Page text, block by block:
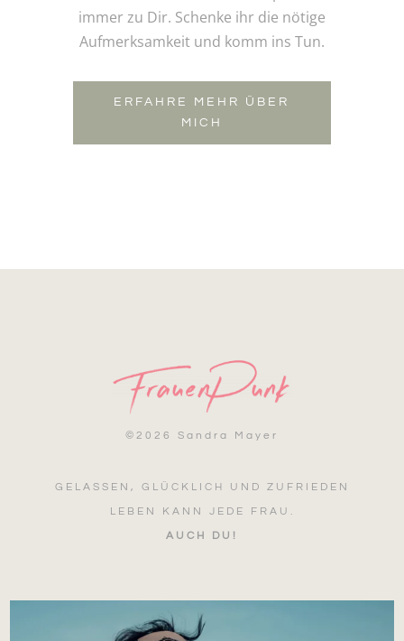
immer zu Dir. Schenke ihr die nötige
Aufmerksamkeit und komm ins Tun.
ERFAHRE MEHR ÜBER
MICH
© 2026 Sandra Mayer
GELASSEN, GLÜCKLICH UND ZUFRIEDEN
LEBEN KANN JEDE FRAU.
AUCH DU!